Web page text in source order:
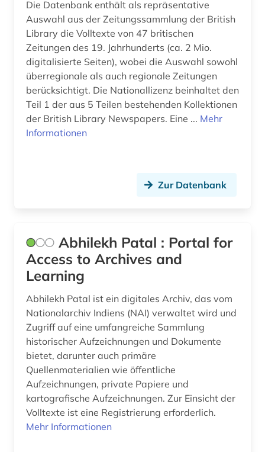
baden (1)
baden-württemberg (4)
balkan (1)
barbosa (1)
bayerische staatsbibliothek (1)
justiz (1)
bayern. bayerisches staatsministerium für
bayern. bayerisches staatsministerium für
wissenschaft und kunst (1)
behörde (20)
beitrittsstaaten (1)
belarus (4)
belgien (4)
Unbekannt (1)
Ungarn (4)
Vatikanstadt (2)
Zypern (2)
Die Datenbank enthält als repräsentative
Auswahl aus der Zeitungssammlung der British
Library die Volltexte von 47 britischen
Zeitungen des 19. Jahrhunderts (ca. 2 Mio.
digitalisierte Seiten), wobei die Auswahl sowohl
überregionale als auch regionale Zeitungen
berücksichtigt. Die Nationallizenz beinhaltet den
Teil 1 der aus 5 Teilen bestehenden Kollektionen
der British Library Newspapers. Eine ... Mehr
Informationen
Zur Datenbank
Abhilekh Patal : Portal for
Access to Archives and
Learning
Abhilekh Patal ist ein digitales Archiv, das vom
Nationalarchiv Indiens (NAI) verwaltet wird und
Zugriff auf eine umfangreiche Sammlung
historischer Aufzeichnungen und Dokumente
bietet, darunter auch primäre
Quellenmaterialien wie öffentliche
Aufzeichnungen, private Papiere und
kartografische Aufzeichnungen. Zur Einsicht der
Volltexte ist eine Registrierung erforderlich.
Mehr Informationen